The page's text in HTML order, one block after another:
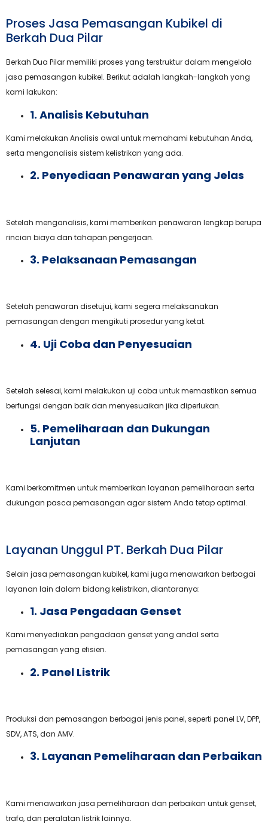
Proses Jasa Pemasangan Kubikel di
Berkah Dua Pilar
Berkah Dua Pilar memiliki proses yang terstruktur dalam mengelola
jasa pemasangan kubikel. Berikut adalah langkah-langkah yang
kami lakukan:
1. Analisis Kebutuhan
Kami melakukan Analisis awal untuk memahami kebutuhan Anda,
serta menganalisis sistem kelistrikan yang ada.
2. Penyediaan Penawaran yang Jelas
Setelah menganalisis, kami memberikan penawaran lengkap berupa
rincian biaya dan tahapan pengerjaan.
3. Pelaksanaan Pemasangan
Setelah penawaran disetujui, kami segera melaksanakan
pemasangan dengan mengikuti prosedur yang ketat.
4. Uji Coba dan Penyesuaian
Setelah selesai, kami melakukan uji coba untuk memastikan semua
berfungsi dengan baik dan menyesuaikan jika diperlukan.
5. Pemeliharaan dan Dukungan
Lanjutan
Kami berkomitmen untuk memberikan layanan pemeliharaan serta
dukungan pasca pemasangan agar sistem Anda tetap optimal.
Layanan Unggul PT. Berkah Dua Pilar
Selain jasa pemasangan kubikel, kami juga menawarkan berbagai
layanan lain dalam bidang kelistrikan, diantaranya:
1. Jasa Pengadaan Genset
Kami menyediakan pengadaan genset yang andal serta
pemasangan yang efisien.
2. Panel Listrik
Produksi dan pemasangan berbagai jenis panel, seperti panel LV, DPP,
SDV, ATS, dan AMV.
3. Layanan Pemeliharaan dan Perbaikan
Kami menawarkan jasa pemeliharaan dan perbaikan untuk genset,
trafo, dan peralatan listrik lainnya.